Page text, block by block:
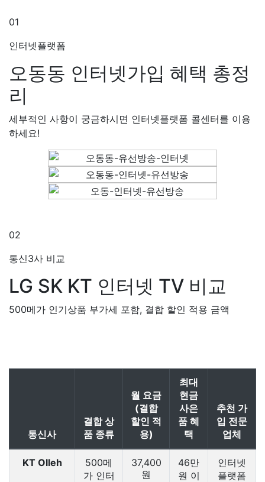
01
인터넷플랫폼
오동동 인터넷가입 혜택 총정
리
세부적인 사항이 궁금하시면 인터넷플랫폼 콜센터를 이용
하세요!
02
통신3사 비교
LG SK KT 인터넷 TV 비교
500메가 인기상품 부가세 포함, 결합 할인 적용 금액
통신사
결합 상
품 종류
월 요금
(결합
할인 적
용)
최대
현금
사은
품 혜
택
추천 가
입 전문
업체
KT Olleh
500메
가 인터
37,400
원
46만
원 이
인터넷
플랫폼